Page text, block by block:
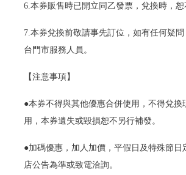
6.本券販售時已開立同乙發票，兌換時，恕
7.本券兌換前敬請事先訂位，如有任何疑
台門市服務人員。
【注意事項】
●本券不得與其他優惠合併使用，不得兌換
用，本券遺失或毀損恕不另行補發。
●加碼優惠，加人加價，平假日及特殊節日
店公告為準或致電洽詢。